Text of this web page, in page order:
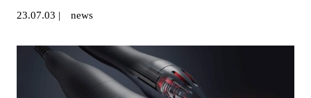
23.07.03 |news